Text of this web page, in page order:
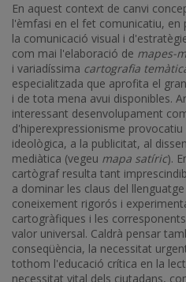
En aquest context de canvi
l'èmfasi en el fet comunicatiu, en
la comunicació visual i
com mai l'elaboració de mapes-
i variadíssima cartografia
especialitzada que aprofita el
i de tota mena avui disponibles.
interessant desenvolupament
d'hiperexpressionisme
ideològica, a la publicitat, al
mediàtica (vegeu mapa satíric).
cartògraf resulta tant
a dominar les claus del
coneixement rigorós i
cartogràfiques i les
valor universal. Caldrà pensar
conseqüència, la necessitat
tothom l'educació crítica en la
necessitat vital dels ciutadans,